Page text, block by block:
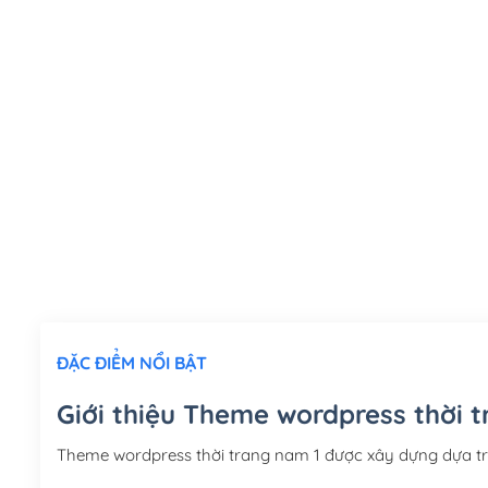
ĐẶC ĐIỂM NỔI BẬT
Giới thiệu Theme wordpress thời
Theme wordpress thời trang nam 1 được xây dựng dựa